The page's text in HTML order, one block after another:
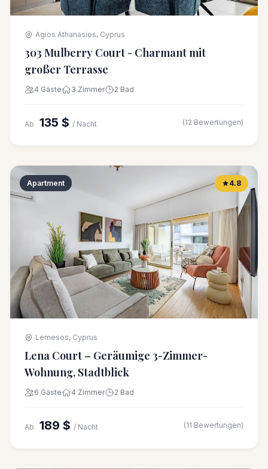
Agios Athanasios, Cyprus
303 Mulberry Court - Charmant mit
großer Terrasse
4 Gäste 3 Zimmer 2 Bad
Ab 135 $ / Nacht (12 Bewertungen)
Apartment 4.8
Lemesos, Cyprus
Lena Court – Geräumige 3-Zimmer-
Wohnung, Stadtblick
6 Gäste 4 Zimmer 2 Bad
Ab 189 $ / Nacht (11 Bewertungen)